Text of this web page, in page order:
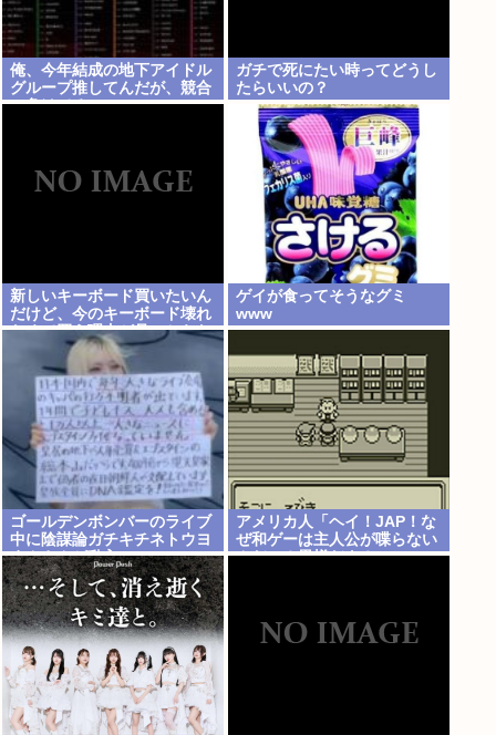
俺、今年結成の地下アイドル
グループ推してんだが、競合
に負けてる。
ガチで死にたい時ってどうし
たらいいの？
新しいキーボード買いたいん
だけど、今のキーボード壊れ
なくて買う理由が見つからな
ゲイが食ってそうなグミ
www
ゴールデンボンバーのライブ
中に陰謀論ガチキチネトウヨ
まんさんが乱入www
アメリカ人「ヘイ！JAP！な
ぜ和ゲーは主人公が喋らない
んだい？異様だよ？」